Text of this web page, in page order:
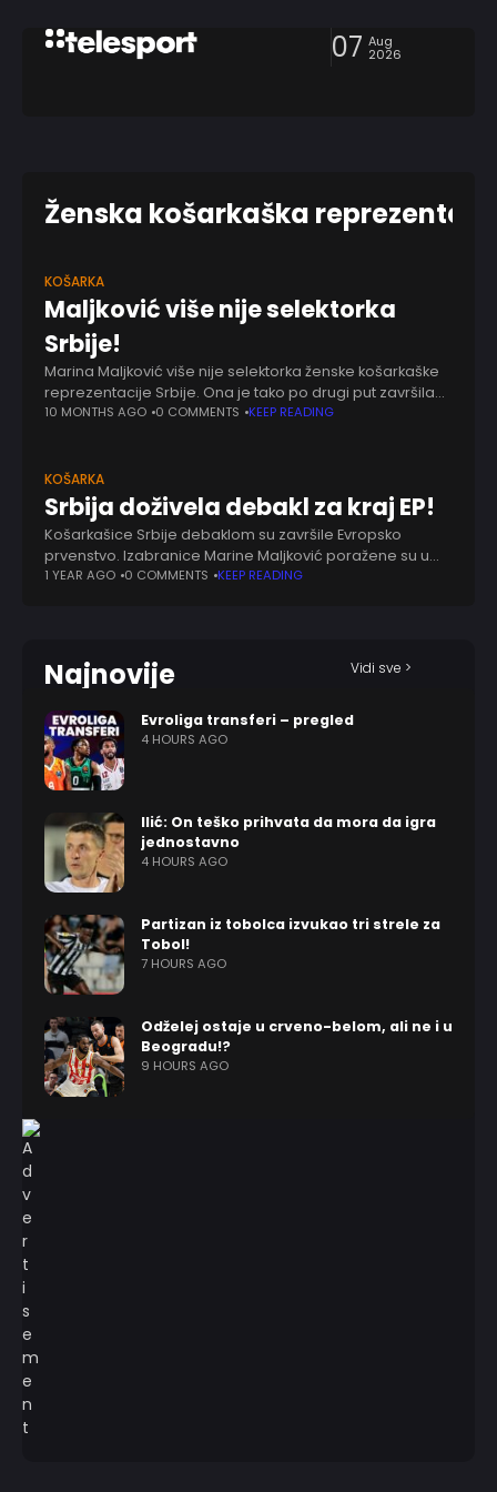
07 Aug
2026
Ženska košarkaška
KOŠARKA
Maljković više nije selektorka
Srbije!
Marina Maljković više nije selektorka ženske košarkaške
reprezentacije Srbije. Ona je tako po drugi put završila
mandat na klupi našeg nacionalnog tima. "Kako je
10 MONTHS AGO 0 COMMENTS KEEP READING
KOŠARKA
Srbija doživela debakl za kraj EP!
Košarkašice Srbije debaklom su završile Evropsko
prvenstvo. Izabranice Marine Maljković poražene su u
okviru 3. kola grupe B od Slovenije rezultatom 84:69.
1 YEAR AGO 0 COMMENTS KEEP READING
Najnovije Vidi sve >
Evroliga transferi – pregled
4 HOURS AGO
Ilić: On teško prihvata da mora da igra
jednostavno
4 HOURS AGO
Partizan iz tobolca izvukao tri strele za
Tobol!
7 HOURS AGO
Odželej ostaje u crveno-belom, ali ne i u
Beogradu!?
9 HOURS AGO